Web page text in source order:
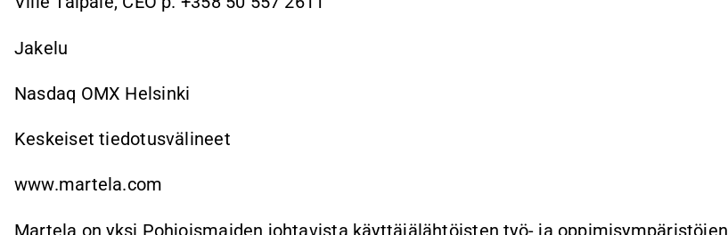
Jakelu
Nasdaq OMX Helsinki
Keskeiset tiedotusvälineet
www.martela.com
Martela on yksi Pohjoismaiden johtavista käyttäjälähtöisten työ- ja oppimisympäristöjen